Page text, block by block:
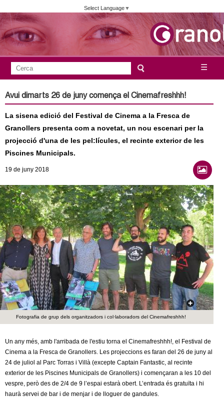
Vés
contingut
Select Language▼
u
n
a
m
e
n
t
d
e
G
a
n
☰
F
r
m
u
l
r
i
d
e
c
e
c
a
e
c
a
Avui dimarts 26 de juny comença el Cinemafreshhh!
La sisena edició del Festival de Cinema a la Fresca de
Granollers presenta com a novetat, un nou escenari per la
projecció d'una de les pel:lícules, el recinte exterior de les
Piscines Municipals.
19 de juny 2018
Fotografia de grup dels organitzadors i col·laboradors del Cinemafreshhh!
Un any més, amb l'arribada de l'estiu torna el Cinemafreshhh!, el Festival de
Cinema a la Fresca de Granollers. Les projeccions es faran del 26 de juny al
24 de juliol al Parc Torras i Villà (excepte Captain Fantastic, al recinte
exterior de les Piscines Municipals de Granollers) i començaran a les 10 del
vespre, però des de 2/4 de 9 l’espai estarà obert. L’entrada és gratuïta i hi
haurà servei de bar i de menjar i de lloguer de gandules.